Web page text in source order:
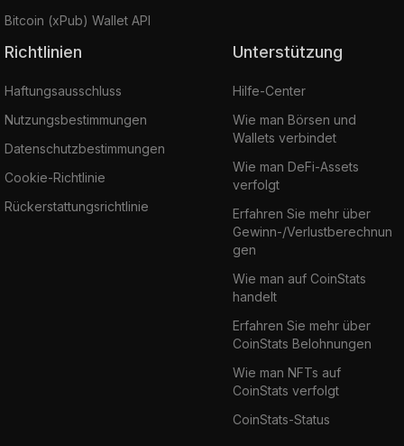
Bitcoin (xPub) Wallet API
Richtlinien
Haftungsausschluss
Nutzungsbestimmungen
Datenschutzbestimmungen
Cookie-Richtlinie
Rückerstattungsrichtlinie
Unterstützung
Hilfe-Center
Wie man Börsen und
Wallets verbindet
Wie man DeFi-Assets
verfolgt
Erfahren Sie mehr über
Gewinn-/Verlustberechnun
gen
Wie man auf CoinStats
handelt
Erfahren Sie mehr über
CoinStats Belohnungen
Wie man NFTs auf
CoinStats verfolgt
CoinStats-Status